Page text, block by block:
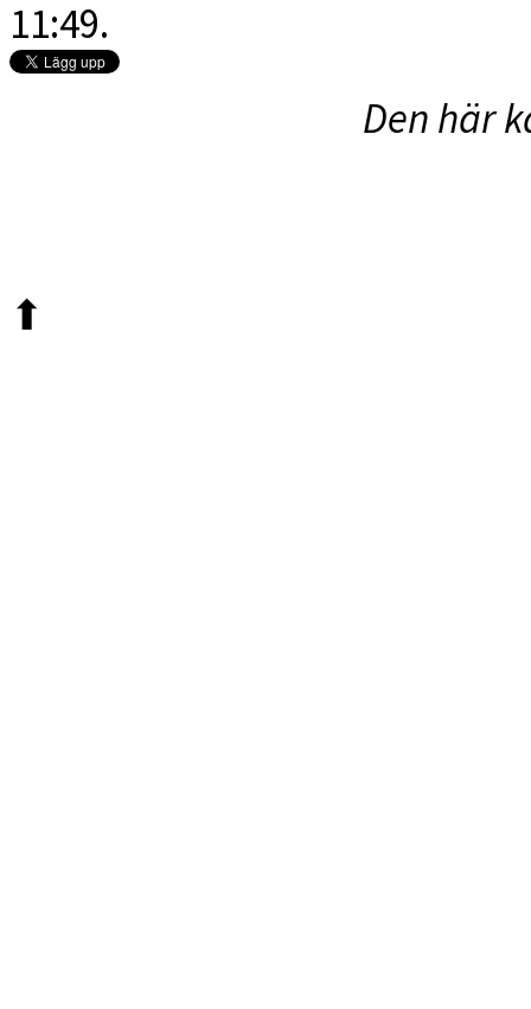
11:49.
Den här
⬆︎